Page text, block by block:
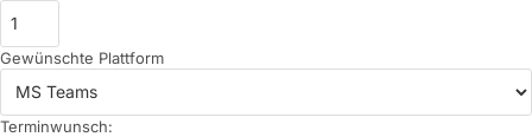
Gewünschte Plattform
Terminwunsch: